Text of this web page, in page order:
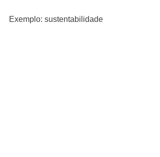
Exemplo: sustentabilidade